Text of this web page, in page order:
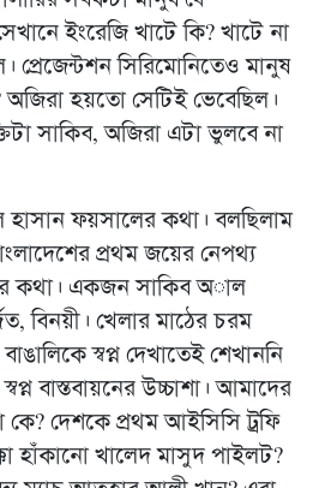
ইংরেজি খাটে কি? খাটে না
প্রেজেন্টশন সিরিমোনিতেও মানুষ
অজিরা হয়তো সেটিই ভেবেছিল।
সাকিব, অজিরা এটা ভুলবে না
ফয়সালের কথা। বলছিলাম
প্রথম জয়ের নেপথ্য
কথা। একজন সাকিব অাল
বিনয়ী। খেলার মাঠের চরম
স্বপ্ন দেখাতেই শেখাননি
বাস্তবায়নের উচ্চাশা। আমাদের
কে? দেশকে প্রথম আইসিসি ট্রফি
হাঁকানো খালেদ মাসুদ পাইলট?